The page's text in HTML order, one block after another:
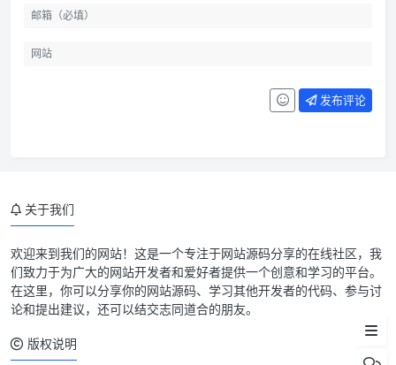
发布评论
文件下载
关于我们
欢迎来到我们的网站！这是一个专注于网站源码分享的在线社区，我
们致力于为广大的网站开发者和爱好者提供一个创意和学习的平台。
在这里，你可以分享你的网站源码、学习其他开发者的代码、参与讨
论和提出建议，还可以结交志同道合的朋友。
版权说明